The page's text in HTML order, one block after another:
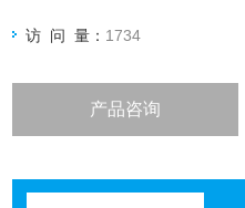
访 问 量： 1734
产品咨询